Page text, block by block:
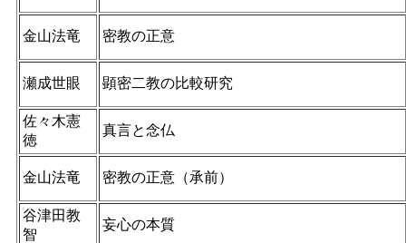
金山法竜 密教の正意
瀬成世眼 顕密二教の比較研究
佐々木憲
徳
真言と念仏
金山法竜 密教の正意（承前）
谷津田教
智
妄心の本質